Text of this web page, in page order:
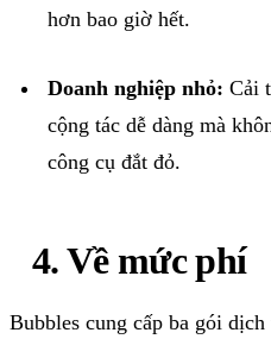
hơn bao giờ hết.
Doanh nghiệp nhỏ: Cải
cộng tác dễ dàng mà
công cụ đắt đỏ.
4.Về mức phí
Bubbles cung cấp ba gói dịch